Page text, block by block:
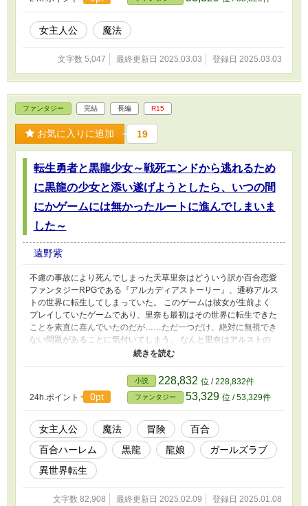
女主人公 魔法
文字数 5,047 最終更新日 2025.03.03 登録日 2025.03.03
ファンタジー 完結 長編 R15
お気に入りに追加 19
転生勇者と黒龍少女～戦死エンドから逃れるため
に黒龍の少女と添い遂げようとしたら、いつの間
にかゲームには無かったルートに進んでしまいま
した～
遠野紫
不慮の事故により死んでしまった天草里奈はどういう訳か百合恋愛
ファンタジーRPGである『アルカディアストーリー』、通称アルス
トの世界に転生してしまっていた。 このゲームは彼女が生前よく
プレイしていたゲームであり、里奈も最初はその世界に転生できた
ことを素直に喜んでいたのだが……ただ一つだけ、絶対に無視でき
ない問題があることに気付いてしまう。 なんと里奈はアルストの
主人公であり、過酷な運命を背負わされた勇者である「アルカ・ル
ーン」に転生してしまっていたのだ。 最悪なことに勇者はほぼ全
てのエンドにおいて魔王ディアスとの戦いで戦死し、若くしてその
命を失ってしまう存在だった。 それを知っていた彼女はこのまま
では自分も同じように戦死の運命からは逃れられないのだろうと悟
ってしまったのである。 せっかく憧れの世界に転生出来たのに、
若くして戦死するなんて絶対に嫌だ……と、心の底からそう思った
里奈はそこでふと勇者が戦死しないルートが一つだけ存在したこと
を思い出す。 それは通称「黒龍ルート」と呼ばれている隠しエン
ドであり、ミラと言う黒龍の少女と勇者アルカが結ばれるエンド
だ。 こうして一筋の希望を見つけた里奈は、戦死エンドから逃れ
るべく黒龍の少女ミラと添い遂げるための冒険に出た……はずなの
だが、冒険者として活動するために王都へと向かった里奈はあろう
24h.ポイント 0pt
小説 228,832 位 / 228,832件
ファンタジー 53,329 位 / 53,329件
女主人公 魔法 冒険
百合
百合ハーレム
黒龍 龍娘
ガールズラブ
異世界転生
文字数 82,908 最終更新日 2025.02.09 登録日 2025.01.08